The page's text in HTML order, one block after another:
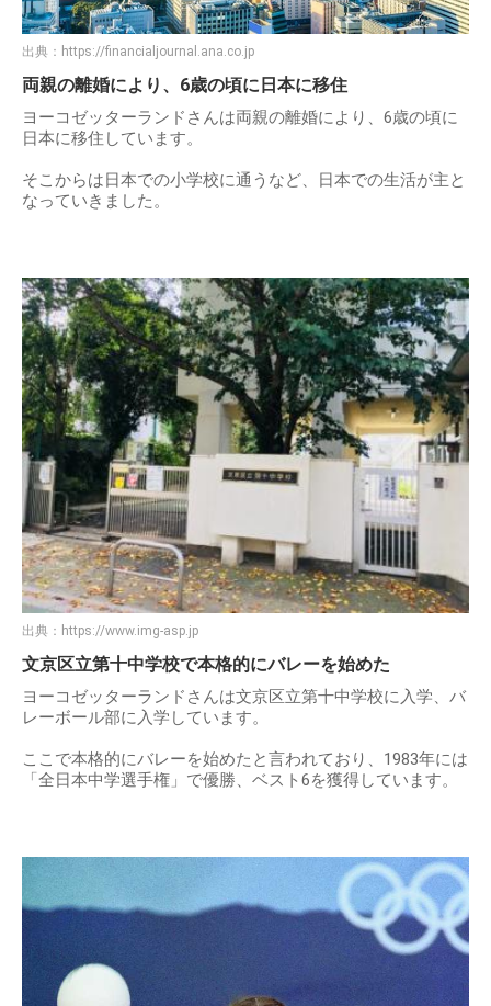
出典： https://financialjournal.ana.co.jp
両親の離婚により、6歳の頃に日本に移住
ヨーコゼッターランドさんは両親の離婚により、6歳の頃に
日本に移住しています。
そこからは日本での小学校に通うなど、日本での生活が主と
なっていきました。
出典： https://www.img-asp.jp
文京区立第十中学校で本格的にバレーを始めた
ヨーコゼッターランドさんは文京区立第十中学校に入学、バ
レーボール部に入学しています。
ここで本格的にバレーを始めたと言われており、1983年には
「全日本中学選手権」で優勝、ベスト6を獲得しています。